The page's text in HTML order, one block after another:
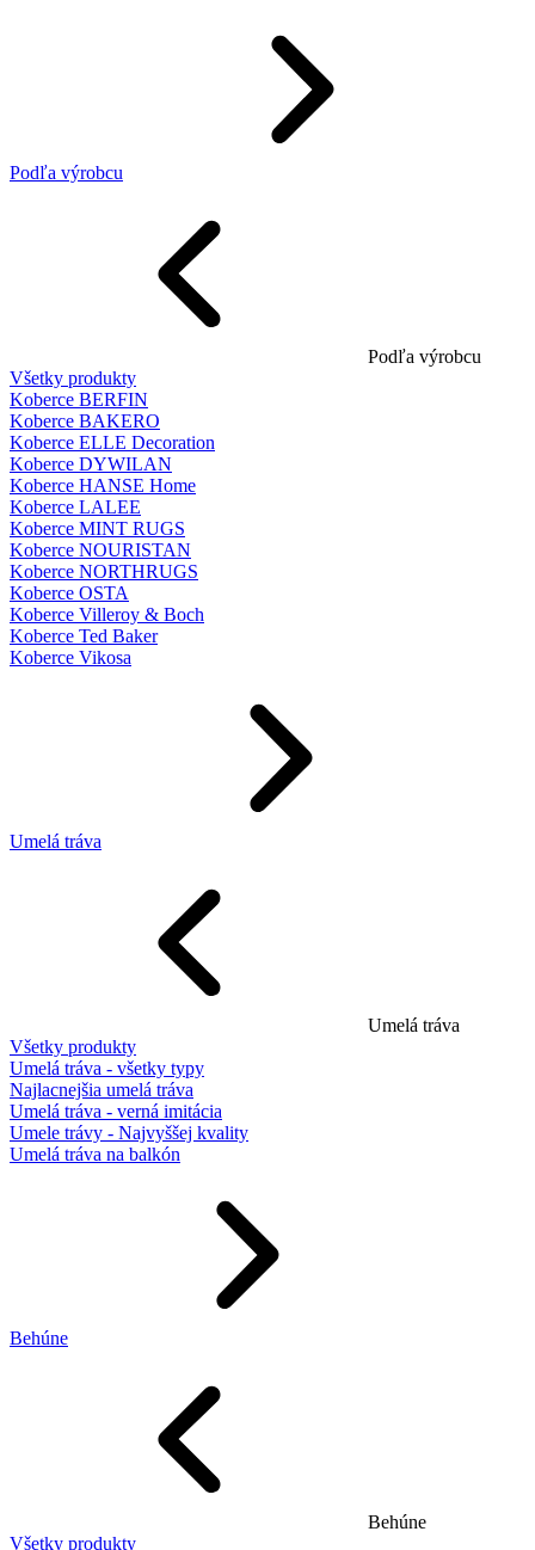
Podľa výrobcu
Podľa výrobcu
Všetky produkty
Koberce BERFIN
Koberce BAKERO
Koberce ELLE Decoration
Koberce DYWILAN
Koberce HANSE Home
Koberce LALEE
Koberce MINT RUGS
Koberce NOURISTAN
Koberce NORTHRUGS
Koberce OSTA
Koberce Villeroy & Boch
Koberce Ted Baker
Koberce Vikosa
Umelá tráva
Umelá tráva
Všetky produkty
Umelá tráva - všetky typy
Najlacnejšia umelá tráva
Umelá tráva - verná imitácia
Umele trávy - Najvyššej kvality
Umelá tráva na balkón
Behúne
Behúne
Všetky produkty